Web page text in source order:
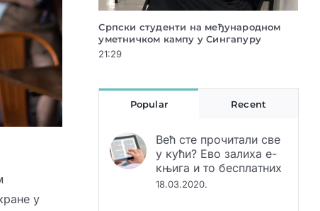
у
међународном
Сингапуру
Археолошка изложба „Сан неолитске“
ноћи отворена у Музеју Војводине
21:29
Popular Recent
Већ сте прочитали све
у кући? Ево залиха е-
књига и то бесплатних
18.03.2020.